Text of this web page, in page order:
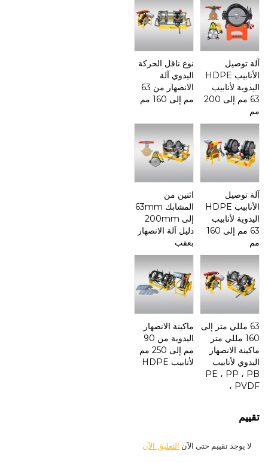
آلة توصيل
الأنابيب HDPE
اليدوية لأنابيب
63 مم إلى 200
مم
نوع ناقل الحركة
اليدوي آلة
الانصهار من 63
مم إلى 160 مم
آلة توصيل
الأنابيب HDPE
اليدوية لأنابيب
63 مم إلى 160
مم
اثنين من
المشابك 63mm
إلى 200mm
دليل آلة الانصهار
بعقب
63 مللي متر إلى
160 مللي متر
ماكينة الانصهار
اليدوي لأنابيب
PE ، PP ، PB
، PVDF
ماكينة الانصهار
اليدوية من 90
مم إلى 250 مم
لأنابيب HDPE
تقييم
لا يوجد تقييم حتى الآن التعليق الآن